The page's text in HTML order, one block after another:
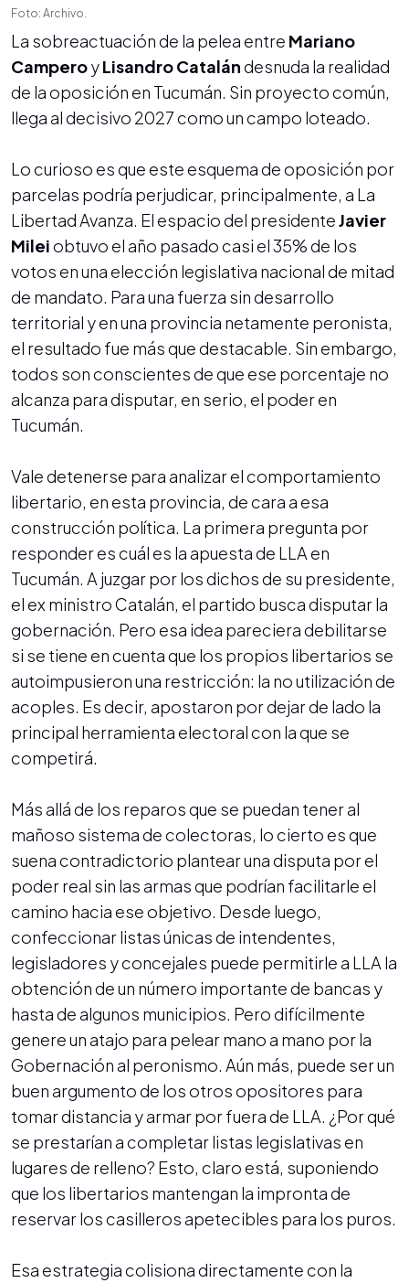
Foto: Archivo.
La sobreactuación de la pelea entre Mariano
CamperoyLisandro Catalándesnuda la realidad
de la oposición en Tucumán. Sin proyecto común,
llega al decisivo 2027 como un campo loteado.
Lo curioso es que este esquema de oposición por
parcelas podría perjudicar, principalmente, a La
Libertad Avanza. El espacio del presidenteJavier
Mileiobtuvo el año pasado casi el 35% de los
votos en una elección legislativa nacional de mitad
de mandato. Para una fuerza sin desarrollo
territorial y en una provincia netamente peronista,
el resultado fue más que destacable. Sin embargo,
todos son conscientes de que ese porcentaje no
alcanza para disputar, en serio, el poder en
Tucumán.
Vale detenerse para analizar el comportamiento
libertario, en esta provincia, de cara a esa
construcción política. La primera pregunta por
responder es cuál es la apuesta de LLA en
Tucumán. A juzgar por los dichos de su presidente,
el ex ministro Catalán, el partido busca disputar la
gobernación. Pero esa idea pareciera debilitarse
si se tiene en cuenta que los propios libertarios se
autoimpusieron una restricción: la no utilización de
acoples. Es decir, apostaron por dejar de lado la
principal herramienta electoral con la que se
competirá.
Más allá de los reparos que se puedan tener al
mañoso sistema de colectoras, lo cierto es que
suena contradictorio plantear una disputa por el
poder real sin las armas que podrían facilitarle el
camino hacia ese objetivo. Desde luego,
confeccionar listas únicas de intendentes,
legisladores y concejales puede permitirle a LLA la
obtención de un número importante de bancas y
hasta de algunos municipios. Pero difícilmente
genere un atajo para pelear mano a mano por la
Gobernación al peronismo. Aún más, puede ser un
buen argumento de los otros opositores para
tomar distancia y armar por fuera de LLA. ¿Por qué
se prestarían a completar listas legislativas en
lugares de relleno? Esto, claro está, suponiendo
que los libertarios mantengan la impronta de
reservar los casilleros apetecibles para los puros.
Esa estrategia colisiona directamente con la